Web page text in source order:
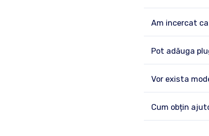
Am incercat
Pot adăuga
Vor exista
Cum obțin